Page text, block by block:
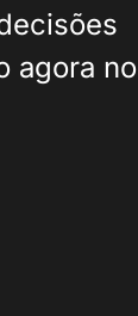
agora no